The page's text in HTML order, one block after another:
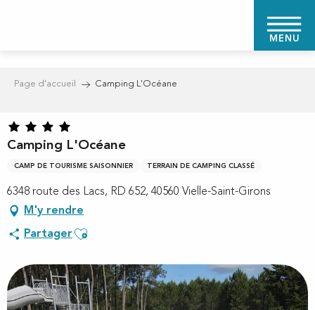
MENU
Page d’accueil Camping L'Océane
Camping L'Océane
CAMP DE TOURISME SAISONNIER TERRAIN DE CAMPING CLASSÉ
6348 route des Lacs, RD 652, 40560 Vielle-Saint-Girons
M'y rendre
Partager Ajouter aux favoris